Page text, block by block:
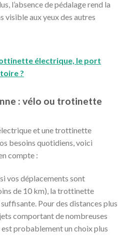
l’absence de pédalage rend la
aux yeux des autres
électrique, le port
?
: vélo ou trotinette
et une trottinette
besoins quotidiens, voici
compte :
vos déplacements sont
de 10 km), la trottinette
Pour des distances plus
comportant de nombreuses
probablement un choix plus